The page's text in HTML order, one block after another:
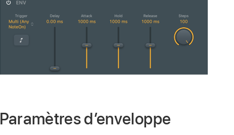
Paramètres d’enveloppe